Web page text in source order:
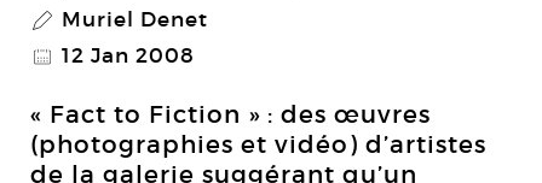
P Muriel Denet
@ 12 Jan 2008
« Fact to Fiction » : des œuvres
(photographies et vidéo) d’artistes
de la galerie suggérant qu’un